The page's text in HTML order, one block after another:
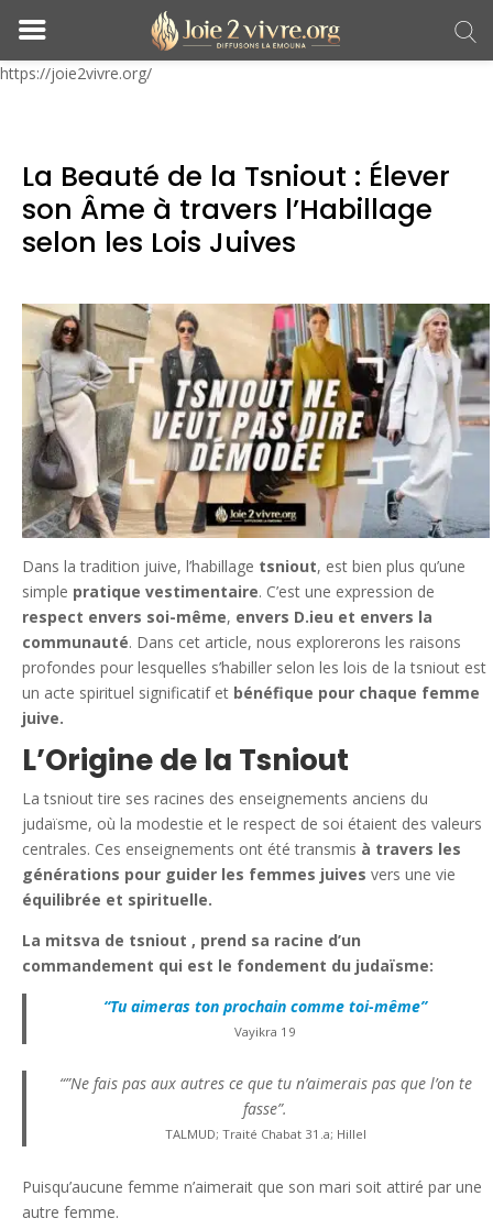
https://joie2vivre.org/
La Beauté de la Tsniout : Élever
son Âme à travers l’Habillage
selon les Lois Juives
Dans la tradition juive, l’habillage tsniout, est bien plus qu’une
simple pratique vestimentaire. C’est une expression de
respect envers soi-même, envers D.ieu et envers la
communauté. Dans cet article, nous explorerons les raisons
profondes pour lesquelles s’habiller selon les lois de la tsniout est
un acte spirituel significatif et bénéfique pour chaque femme
juive.
L’Origine de la Tsniout
La tsniout tire ses racines des enseignements anciens du
judaïsme, où la modestie et le respect de soi étaient des valeurs
centrales. Ces enseignements ont été transmis à travers les
générations pour guider les femmes juives vers une vie
équilibrée et spirituelle.
La mitsva de tsniout , prend sa racine d’un
commandement qui est le fondement du judaïsme:
“Tu aimeras ton prochain comme toi-même”
Vayikra 19
“”Ne fais pas aux autres ce que tu n’aimerais pas que l’on te
fasse”.
TALMUD; Traité Chabat 31.a; Hillel
Puisqu’aucune femme n’aimerait que son mari soit attiré par une
autre femme.